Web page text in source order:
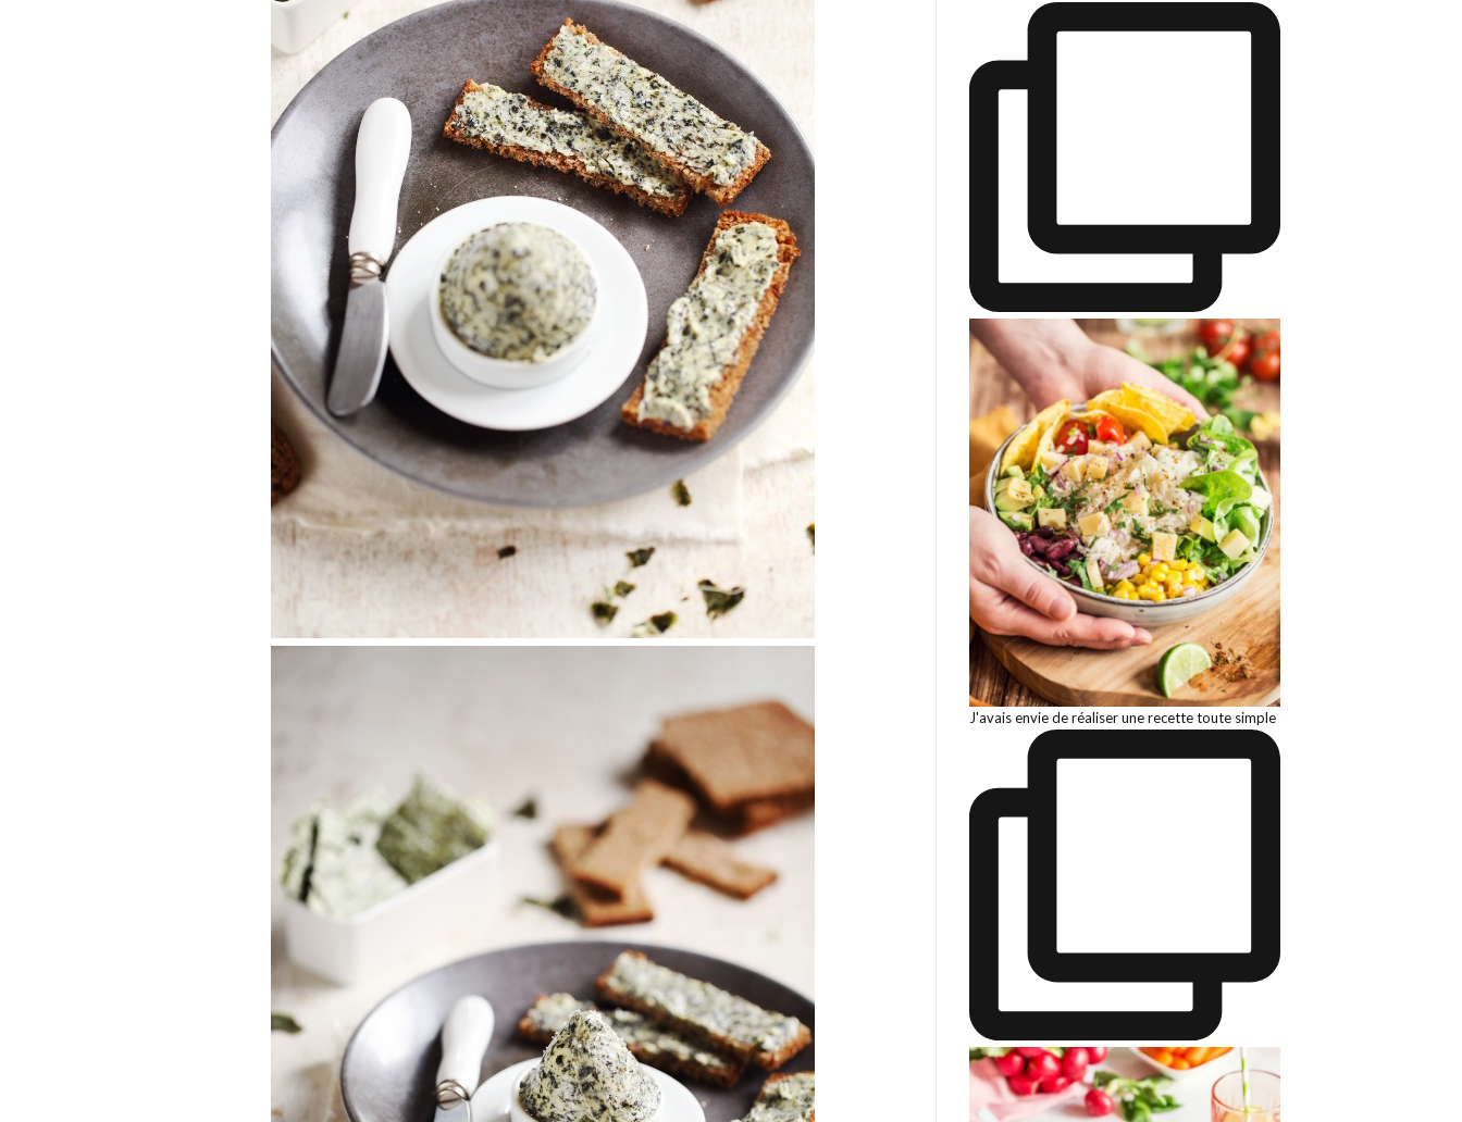
J'avais envie de réaliser une recette toute simple